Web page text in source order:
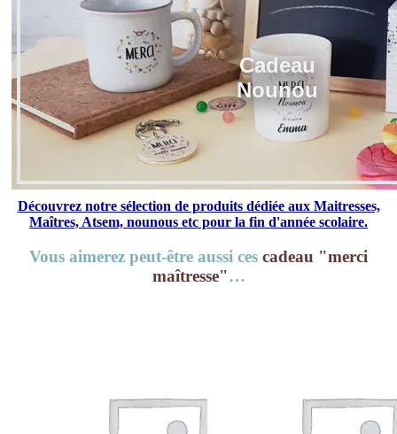
Cadeau
Nounou
Découvrez notre sélection de produits dédiée aux Maitresses,
Maîtres, Atsem, nounous etc pour la fin d'année scolaire.
Vous aimerez peut-être aussi ces cadeau "merci
maîtresse"…